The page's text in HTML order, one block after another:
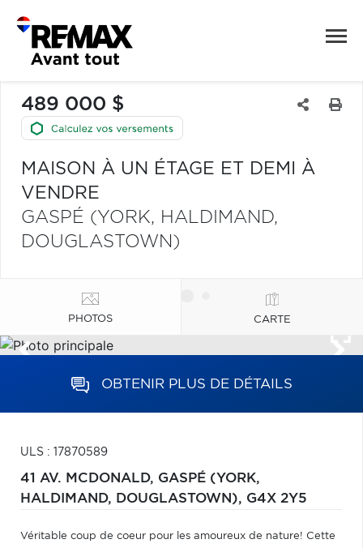
489 000 $
MAISON À UN ÉTAGE ET DEMI À
VENDRE
GASPÉ (YORK, HALDIMAND,
DOUGLASTOWN)
PHOTOS CARTE
OBTENIR PLUS DE DÉTAILS
ULS : 17870589
41 AV. MCDONALD, GASPÉ (YORK,
HALDIMAND, DOUGLASTOWN), G4X 2Y5
Véritable coup de coeur pour les amoureux de nature! Cette